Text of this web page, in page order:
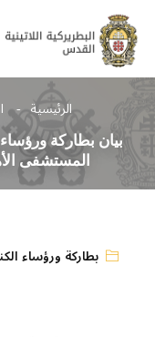
الرئيسية
بيان بطاركة
المستشفى
بطاركة ورؤساء